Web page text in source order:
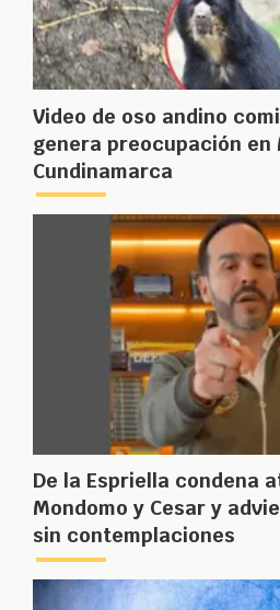
Video de oso andino
genera preocupación en
Cundinamarca
De la Espriella condena
Mondomo y Cesar y
sin contemplaciones